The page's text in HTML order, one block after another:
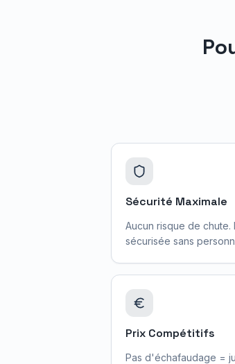
Sécurité Maximale
Aucun risque de chute.
sécurisée sans
Prix Compétitifs
Pas d'échafaudage =